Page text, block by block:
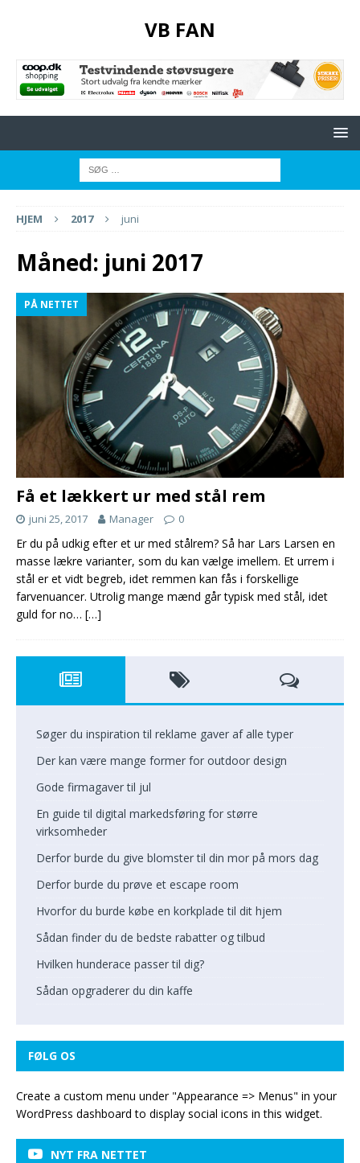
VB FAN
HJEM 2017 juni
Måned: juni 2017
PÅ NETTET
Få et lækkert ur med stål rem
juni 25, 2017 Manager 0
Er du på udkig efter et ur med stålrem? Så har Lars Larsen en
masse lækre varianter, som du kan vælge imellem. Et urrem i
stål er et vidt begreb, idet remmen kan fås i forskellige
farvenuancer. Utrolig mange mænd går typisk med stål, idet
guld for no… […]
Søger du inspiration til reklame gaver af alle typer
Der kan være mange former for outdoor design
Gode firmagaver til jul
En guide til digital markedsføring for større
virksomheder
Derfor burde du give blomster til din mor på mors dag
Derfor burde du prøve et escape room
Hvorfor du burde købe en korkplade til dit hjem
Sådan finder du de bedste rabatter og tilbud
Hvilken hunderace passer til dig?
Sådan opgraderer du din kaffe
FØLG OS
Create a custom menu under "Appearance => Menus" in your
WordPress dashboard to display social icons in this widget.
NYT FRA NETTET